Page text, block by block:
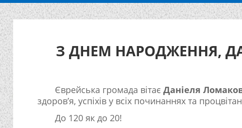
З ДНЕМ НАРОДЖЕННЯ,
Єврейська громада вітає Даніеля
здоров’я, успіхів у всіх починаннях та
До 120 як до 20!